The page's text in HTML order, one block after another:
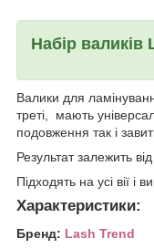
Набір валиків
Валики для
треті, мають
подовження так і
Результат залежить
Підходять на усі вії і
Характеристики:
Бренд: Lash Trend